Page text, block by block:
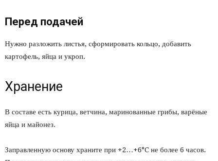
Перед подачей
Нужно разложить листья, сформировать кольцо, добавить
картофель, яйца и укроп.
Хранение
В составе есть курица, ветчина, маринованные грибы, варёные
яйца и майонез.
Заправленную основу храните при +2…+6°C не более 6 часов.